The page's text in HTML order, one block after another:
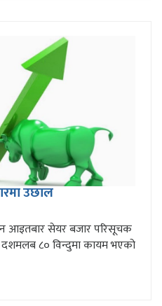
उछाल
आइतबार सेयर बजार परिसूचक
८० विन्दुमा कायम भएको